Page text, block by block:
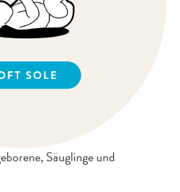
Säuglinge und